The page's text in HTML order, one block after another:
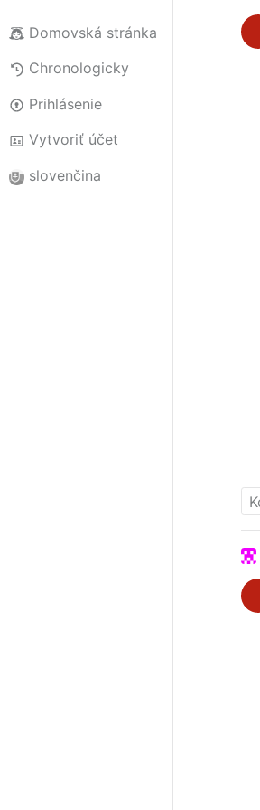
Domovská stránka
Chronologicky
Prihlásenie
Vytvoriť účet
slovenčina